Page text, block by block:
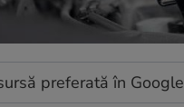
preferată în Google